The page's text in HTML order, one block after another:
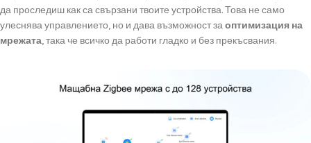
да проследиш каксасвързани твоите устройства.Това не само
улеснявауправлението, но и дава възможностзаоптимизация на
мрежата,такаче всичко да работи гладко и без прекъсвания.